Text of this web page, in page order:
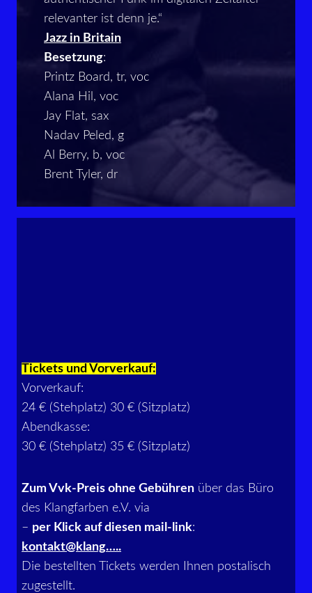
relevanter ist denn je.“
Jazz in Britain
Besetzung:
Printz Board, tr, voc
Alana Hil, voc
Jay Flat, sax
Nadav Peled, g
Al Berry, b, voc
Brent Tyler, dr
Tickets und Vorverkauf:
Vorverkauf:
24 € (Stehplatz) 30 € (Sitzplatz)
Abendkasse:
30 € (Stehplatz) 35 € (Sitzplatz)
Zum Vvk-Preis ohne Gebühren über das Büro
des Klangfarben e.V. via
– per Klick auf diesen mail-link:
kontakt@klang…..
Die bestellten Tickets werden Ihnen postalisch
zugestellt.